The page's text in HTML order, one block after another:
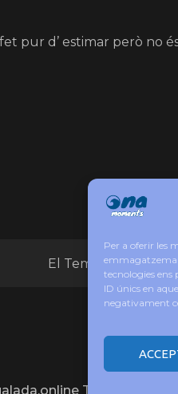
Per a oferir les
tecnologies ens
ID únics en
negativament
pur d’ estimar però no
El Tema del Dia!
Theme Loud